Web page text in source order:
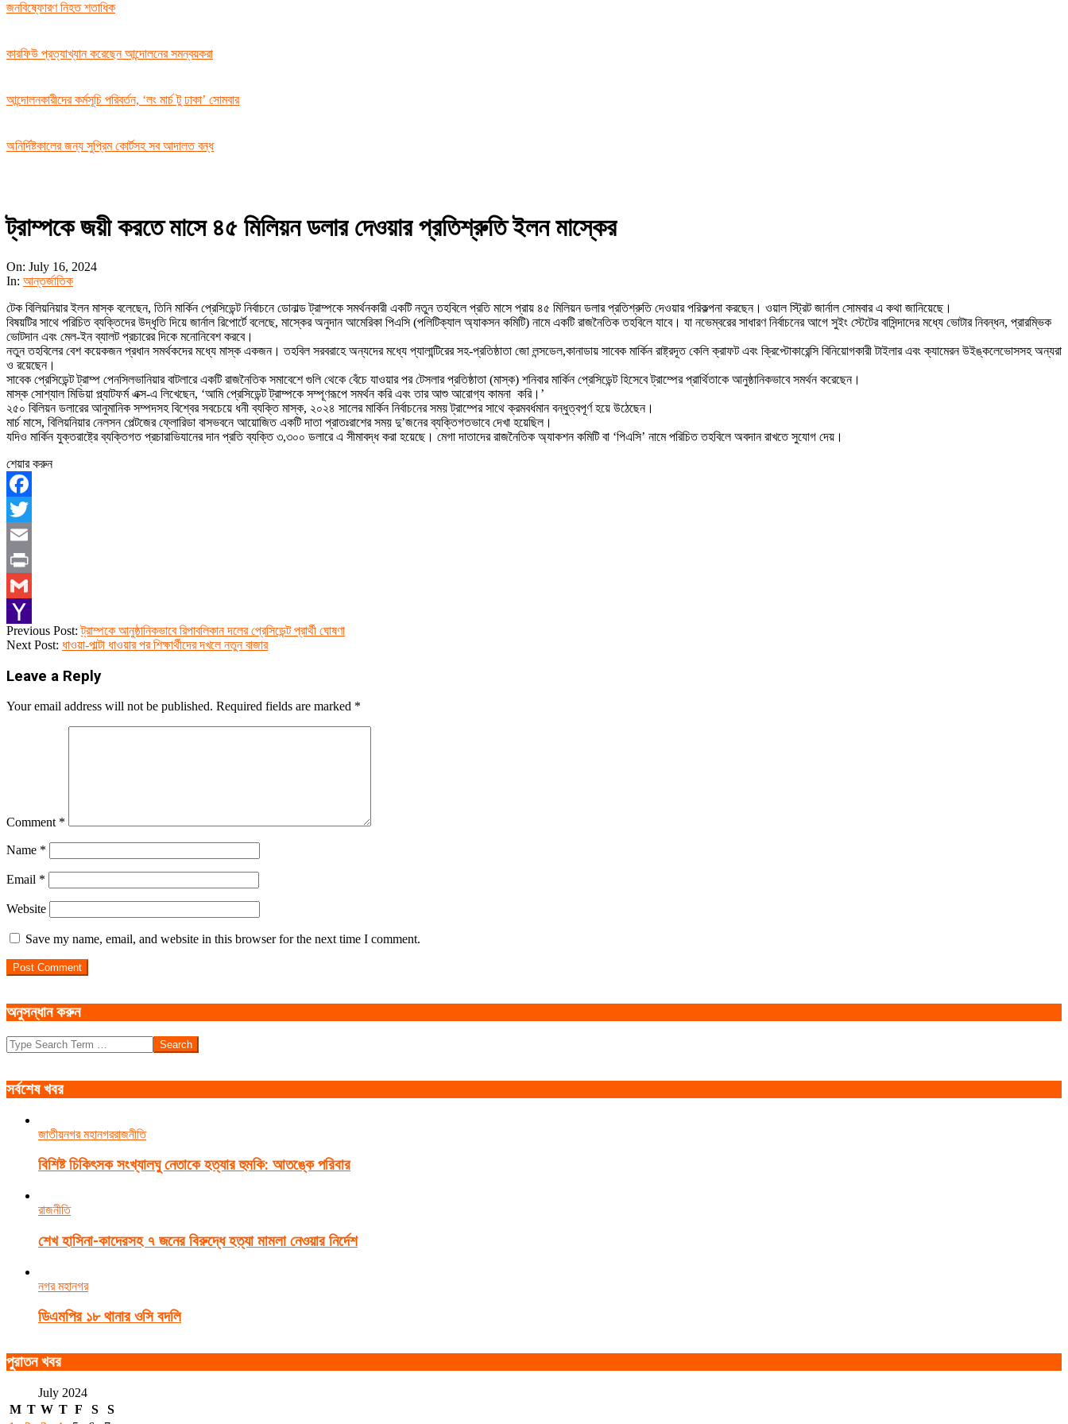
জনবিষ্ফোরণ নিহত শতাধিক
কারফিউ প্রত্যাখ্যান করেছেন আন্দোলনের সমন্বয়করা
আন্দোলনকারীদের কর্মসূচি পরিবর্তন, ‘লং মার্চ টু ঢাকা’ সোমবার
অনির্দিষ্টকালের জন্য সুপ্রিম কোর্টসহ সব আদালত বন্ধ
ট্রাম্পকে জয়ী করতে মাসে ৪৫ মিলিয়ন ডলার দেওয়ার প্রতিশ্রুতি ইলন মাস্কের
On: July 16, 2024
In: আন্তর্জাতিক
টেক বিলিয়নিয়ার ইলন মাস্ক বলেছেন, তিনি মার্কিন প্রেসিডেন্ট নির্বাচনে ডোনাল্ড ট্রাম্পকে সমর্থনকারী একটি নতুন তহবিলে প্রতি মাসে প্রায় ৪৫ মিলিয়ন ডলার প্রতিশ্রুতি দেওয়ার পরিকল্পনা করছেন। ওয়াল স্ট্রিট জার্নাল সোমবার এ কথা জানিয়েছে।
বিষয়টির সাথে পরিচিত ব্যক্তিদের উদ্ধৃতি দিয়ে জার্নাল রিপোর্টে বলেছে, মাস্কের অনুদান আমেরিকা পিএসি (পলিটিক্যাল অ্যাকসন কমিটি) নামে একটি রাজনৈতিক তহবিলে যাবে। যা নভেম্বরের সাধারণ নির্বাচনের আগে সুইং স্টেটের বাসিন্দাদের মধ্যে ভোটার নিবন্ধন, প্রারম্ভিক
ভোটদান এবং মেল-ইন ব্যালট প্রচারের দিকে মনোনিবেশ করবে।
নতুন তহবিলের বেশ কয়েকজন প্রধান সমর্থকদের মধ্যে মাস্ক একজন। তহবিল সরবরাহে অন্যদের মধ্যে প্যালান্টিরের সহ-প্রতিষ্ঠাতা জো লন্সডেল,কানাডায় সাবেক মার্কিন রাষ্ট্রদূত কেলি ক্রাফট এবং ক্রিপ্টোকারেন্সি বিনিয়োগকারী টাইলার এবং ক্যামেরন উইঙ্কলেভোসসহ অন্যরা
ও রয়েছেন।
সাবেক প্রেসিডেন্ট ট্রাম্প পেনসিলভানিয়ার বাটলারে একটি রাজনৈতিক সমাবেশে গুলি থেকে বেঁচে যাওয়ার পর টেসলার প্রতিষ্ঠাতা (মাস্ক) শনিবার মার্কিন প্রেসিডেন্ট হিসেবে ট্রাম্পের প্রার্থিতাকে আনুষ্ঠানিকভাবে সমর্থন করেছেন।
মাস্ক সোশ্যাল মিডিয়া প্ল্যাটফর্ম এক্স-এ লিখেছেন, ‘আমি প্রেসিডেন্ট ট্রাম্পকে সম্পূণরূপে সমর্থন করি এবং তার আশু আরোগ্য কামনা করি।’
২৫০ বিলিয়ন ডলারের আনুমানিক সম্পদসহ বিশ্বের সবচেয়ে ধনী ব্যক্তি মাস্ক, ২০২৪ সালের মার্কিন নির্বাচনের সময় ট্রাম্পের সাথে ক্রমবর্ধমান বন্ধুত্বপূর্ণ হয়ে উঠেছেন।
মার্চ মাসে, বিলিয়নিয়ার নেলসন পেল্টজের ফ্লোরিডা বাসভবনে আয়োজিত একটি দাতা প্রাতঃরাশের সময় দু’জনের ব্যক্তিগতভাবে দেখা হয়েছিল।
যদিও মার্কিন যুক্তরাষ্ট্রে ব্যক্তিগত প্রচারাভিযানের দান প্রতি ব্যক্তি ৩,৩০০ ডলারে এ সীমাবদ্ধ করা হয়েছে। মেগা দাতাদের রাজনৈতিক অ্যাকশন কমিটি বা ‘পিএসি’ নামে পরিচিত তহবিলে অবদান রাখতে সুযোগ দেয়।
শেয়ার করুন
Facebook
Twitter
Email
Print
Gmail
Yahoo
2024-
07-
Previous Post:ট্রাম্পকে আনুষ্ঠানিকভাবে রিপাবলিকান দলের প্রেসিডেন্ট প্রার্থী ঘোষণা
Next Post: ধাওয়া-পাল্টা ধাওয়ার পর শিক্ষার্থীদের দখলে নতুন বাজার
Leave a Reply
Your email address will not be published. Required fields are marked *
Comment *
Name *
Email *
Website
Save my name, email, and website in this browser for the next time I comment.
অনুসন্ধান করুন
Search
সর্বশেষ খবর
জাতীয়নগর মহানগররাজনীতি
বিশিষ্ট চিকিৎসক সংখ্যালঘু নেতাকে হত্যার হুমকি: আতঙ্কে পরিবার
রাজনীতি
শেখ হাসিনা-কাদেরসহ ৭ জনের বিরুদ্ধে হত্যা মামলা নেওয়ার নির্দেশ
নগর মহানগর
ডিএমপির ১৮ থানার ওসি বদলি
পুরাতন খবর
July 2024
M T W T F S
S